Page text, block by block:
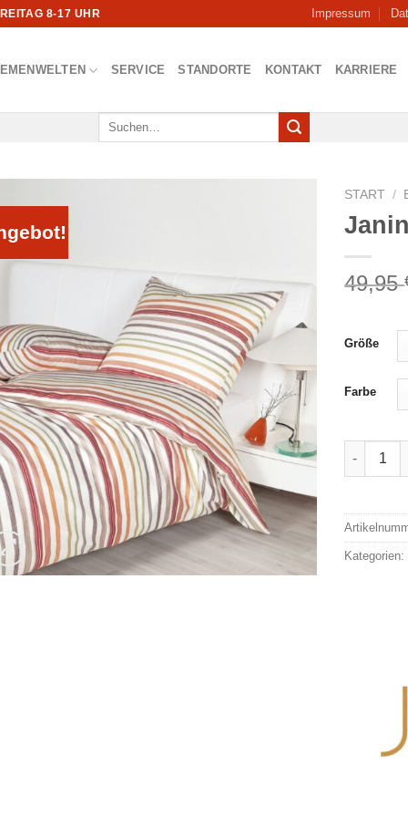
8-17 UHR Impressum
SERVICE STANDORTE KONTAKT KARRIERE
Suchen
START /
49,95
Größe
Farbe
Janine
Kategorien: